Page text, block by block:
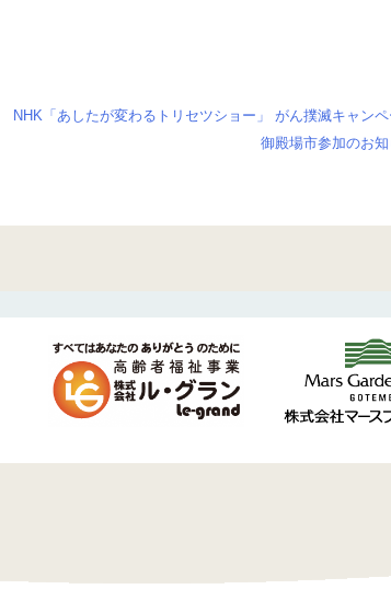
NHK「あしたが変わるトリセツショー」 がん撲滅キャンペ
御殿場市参加のお